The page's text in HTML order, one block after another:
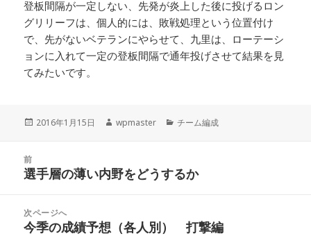
登板間隔が一定しない、先発が炎上した後に投げるロン
グリリーフは、個人的には、敗戦処理という位置付け
で、先がないベテランにやらせて、九里は、ローテーシ
ョンに入れて一定の登板間隔で通年投げさせて結果を見
てみたいです。
投
2016年1月15日
作
wpmaster
カ
ー
チーム編成
前
前
投
稿:
選手層の薄い内野をどうするか
次ページへ
次
今季の成績予想（各人別） 打撃編